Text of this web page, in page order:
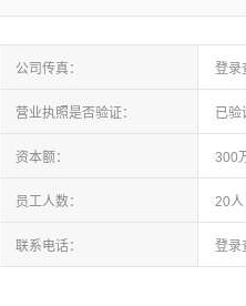
公司传真： 登录
营业执照是否验证： 已验
资本额： 300
员工人数： 20人
联系电话： 登录